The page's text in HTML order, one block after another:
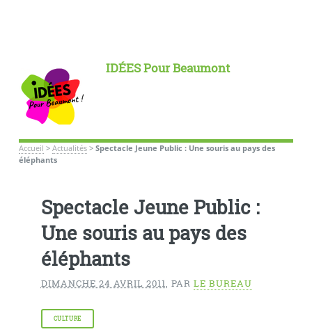
IDÉES Pour Beaumont
Accueil > Actualités> Spectacle Jeune Public : Une souris au pays des
éléphants
Spectacle Jeune Public :
Une souris au pays des
éléphants
DIMANCHE 24 AVRIL 2011, PAR LE BUREAU
CULTURE